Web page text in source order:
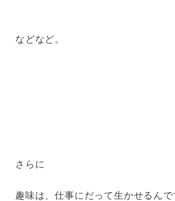
などなど。
さらに
趣味は、仕事にだって生かせるんで